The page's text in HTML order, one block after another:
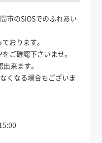
市のSIOSでのふれあい
おります。
ご確認下さいませ。
来ます。
くなる場合もございま